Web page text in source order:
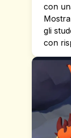
con
gli
con